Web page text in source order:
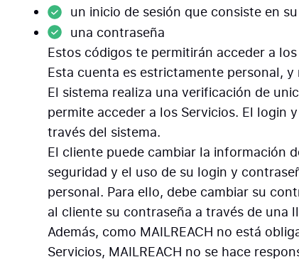
un inicio de sesión que consiste en
una contraseña
Estos códigos te permitirán acceder a
Esta cuenta es estrictamente personal,
El sistema realiza una verificación de
permite acceder a los Servicios. El login
través del sistema.
El cliente puede cambiar la información
seguridad y el uso de su login y
personal. Para ello, debe cambiar su
al cliente su contraseña a través de
Además, como MAILREACH no está
Servicios, MAILREACH no se hace